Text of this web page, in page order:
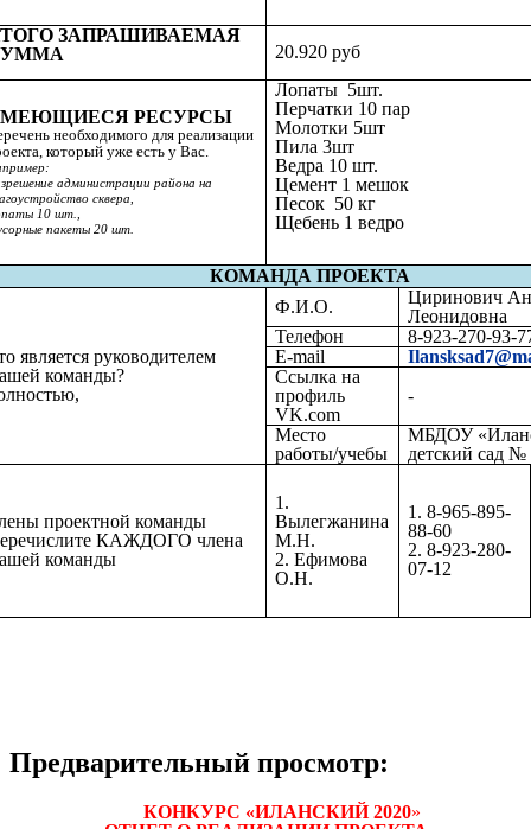
ЗАПРАШИВАЕМАЯ
20.920 руб
РЕСУРСЫ
необходимого для реализации
который уже есть у Вас.
администрации района на
сквера,
10 шт.,
пакеты 20 шт.
Лопаты 5шт.
Перчатки 10 пар
Молотки 5шт
Пила 3шт
Ведра 10 шт.
Цемент 1 мешок
Песок 50 кг
Щебень 1 ведро
КОМАНДА ПРОЕКТА
является руководителем
команды?
Ф.И.О.
Циринович
Леонидовна
Телефон
8-923-270-93-
Е-mail
Ссылка на
профиль
VK.com
-
Место
работы/учебы
МБДОУ
детский сад №
проектной команды
КАЖДОГО члена
команды
1.
Вылегжанина
М.Н.
2. Ефимова
О.Н.
1. 8-965-895-
88-60
2. 8-923-280-
07-12
Предварительный просмотр:
КОНКУРС «ИЛАНСКИЙ 2020»